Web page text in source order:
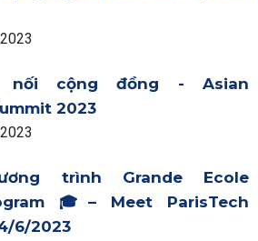
nối cộng đồng - Asian
2023
trình Grande Ecole
🎓– Meet ParisTech
6/2023